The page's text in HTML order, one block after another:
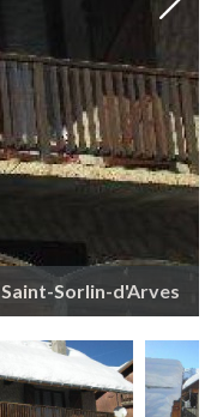
Sorlin-d'Arves